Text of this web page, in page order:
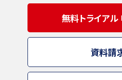
無料トライアル
資料請